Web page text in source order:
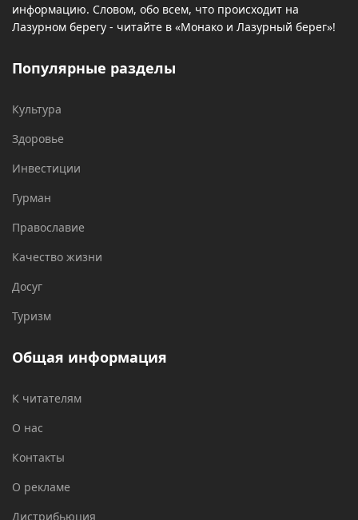
информацию. Словом, обо всем, что происходит на
Лазурном берегу - читайте в «Монако и Лазурный берег»!
Популярные разделы
Культура
Здоровье
Инвестиции
Гурман
Православие
Качество жизни
Досуг
Туризм
Общая информация
К читателям
О нас
Контакты
О рекламе
Дистрибьюция